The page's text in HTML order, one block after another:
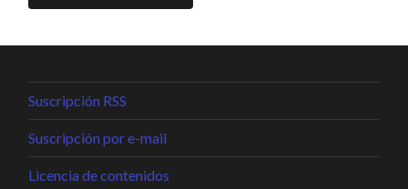
Suscripción RSS
Suscripción por e-mail
Licencia de contenidos